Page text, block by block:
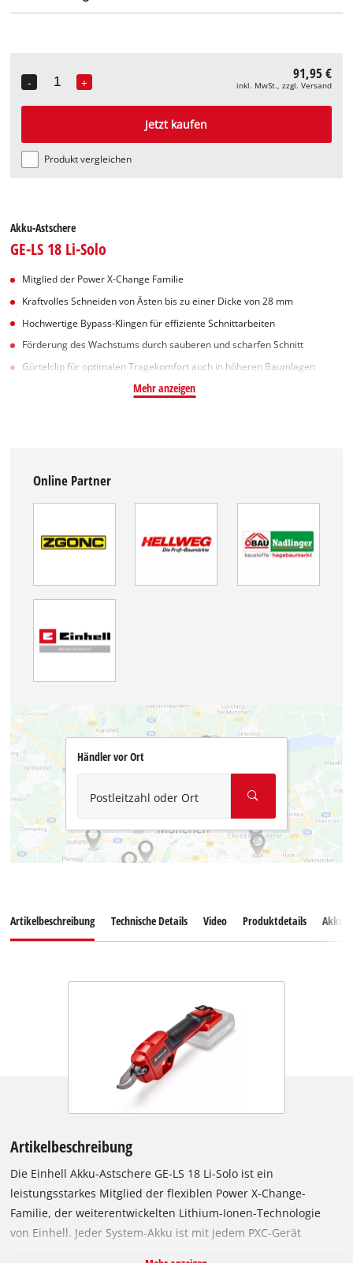
Art.-Nr: 4540014
-
Quantity
+ 91,95 €
inkl. MwSt., zzgl. Versand
Jetzt kaufen
Produkt vergleichen
Akku-Astschere
GE-LS 18 Li-Solo
Mitglied der Power X-Change Familie
Kraftvolles Schneiden von Ästen bis zu einer Dicke von 28 mm
Hochwertige Bypass-Klingen für effiziente Schnittarbeiten
Förderung des Wachstums durch sauberen und scharfen Schnitt
Gürtelclip für optimalen Tragekomfort auch in höheren Baumlagen
Mehr anzeigen
Online Partner
Händler vor Ort
Postleitzahl oder Ort
Artikelbeschreibung Technische Details Video Produktdetails
Artikelbeschreibung
Die Einhell Akku-Astschere GE-LS 18 Li-Solo ist ein
leistungsstarkes Mitglied der flexiblen Power X-Change-
Familie, der weiterentwickelten Lithium-Ionen-Technologie
von Einhell. Jeder System-Akku ist mit jedem PXC-Gerät